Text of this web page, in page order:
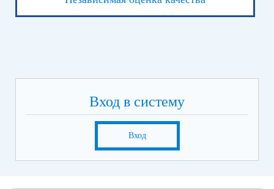
Вход в систему
Вход